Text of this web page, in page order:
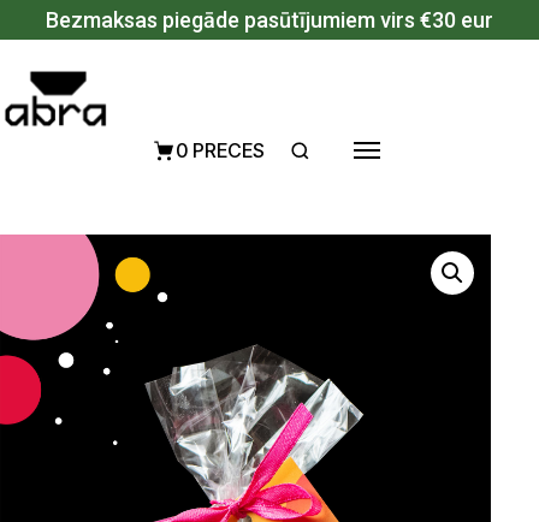
Pāriet uz saturu
Bezmaksas piegāde pasūtījumiem virs €30 eur
0 PRECES